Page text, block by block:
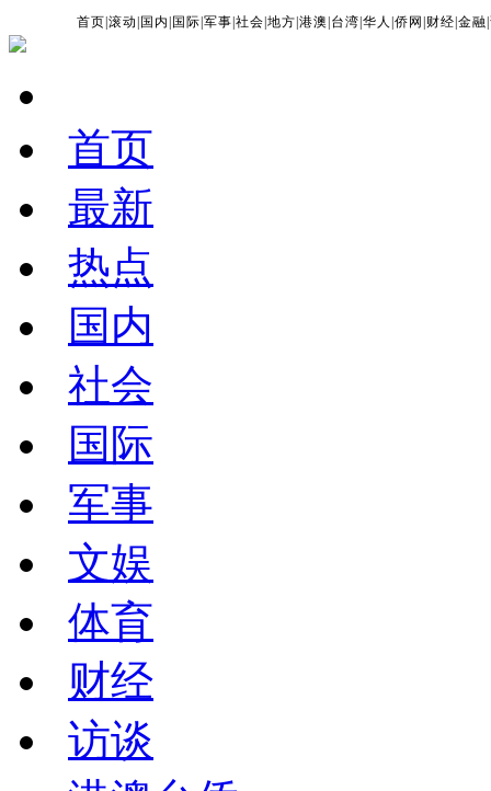
首页 |滚动 国内 国际 |军事 |社会 |地方 |港澳 台湾 |华人 |侨网 财经 |金融 |
首页
最新
热点
国内
社会
国际
军事
文娱
体育
财经
访谈